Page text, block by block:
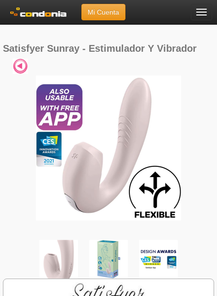
Menú
Mi Cuenta
»Sunray - Estimulador Y Vibrador
Satisfyer Sunray - Estimulador Y Vibrador